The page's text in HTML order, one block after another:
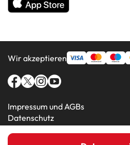
Wir akzeptieren
Impressum und AGBs
Datenschutz